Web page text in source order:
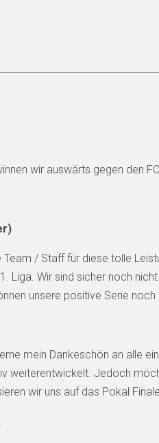
wir auswärts gegen den
/ Staff für diese tolle
Liga. Wir sind sicher noch
unsere positive Serie
mein Dankeschön an alle
weiterentwickelt. Jedoch
wir uns auf das Pokal